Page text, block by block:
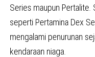
Series maupun Pertalite.
seperti Pertamina Dex
mengalami penurunan
kendaraan niaga.